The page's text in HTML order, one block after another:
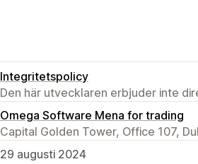
Integritetspolicy
Den här utvecklaren erbjuder inte
Omega Software Mena for trading
Capital Golden Tower, Office 107,
29 augusti 2024